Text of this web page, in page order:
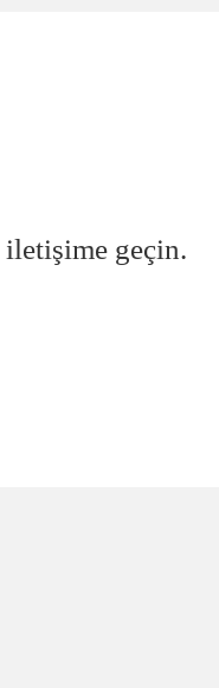
geçin.